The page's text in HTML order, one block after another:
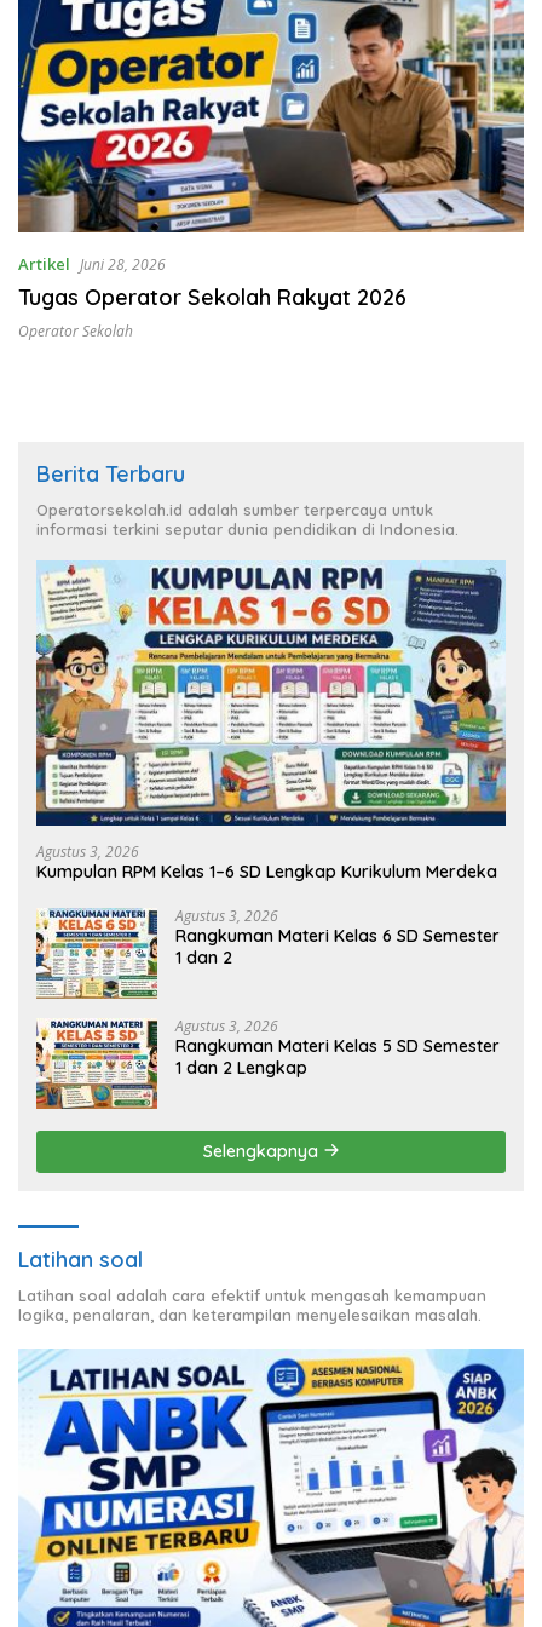
Artikel Juni 28, 2026
Tugas Operator Sekolah Rakyat 2026
Operator Sekolah
Berita Terbaru
Operatorsekolah.id adalah sumber terpercaya untuk
informasi terkini seputar dunia pendidikan di Indonesia.
Agustus 3, 2026
Kumpulan RPM Kelas 1–6 SD Lengkap Kurikulum Merdeka
Agustus 3, 2026
Rangkuman Materi Kelas 6 SD Semester
1 dan 2
Agustus 3, 2026
Rangkuman Materi Kelas 5 SD Semester
1 dan 2 Lengkap
Selengkapnya
Latihan soal
Latihan soal adalah cara efektif untuk mengasah kemampuan
logika, penalaran, dan keterampilan menyelesaikan masalah.